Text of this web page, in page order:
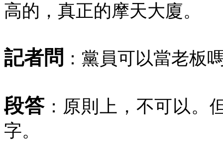
高的，真正的摩天大廈。
記者問 ：黨員可以當老板
段答：原則上，不可以。
字。